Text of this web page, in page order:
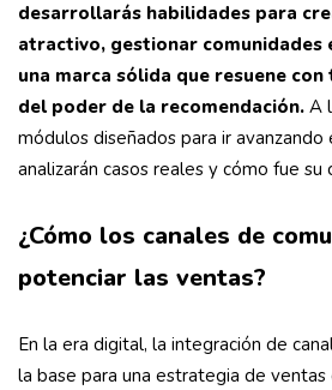
desarrollarás habilidades para
atractivo, gestionar comunidades
una marca sólida que resuene
del poder de la recomendación. A
módulos diseñados para ir avanzando
analizarán casos reales y cómo fue
¿Cómo los canales de
potenciar las ventas?
En la era digital, la integración de
la base para una estrategia de ventas